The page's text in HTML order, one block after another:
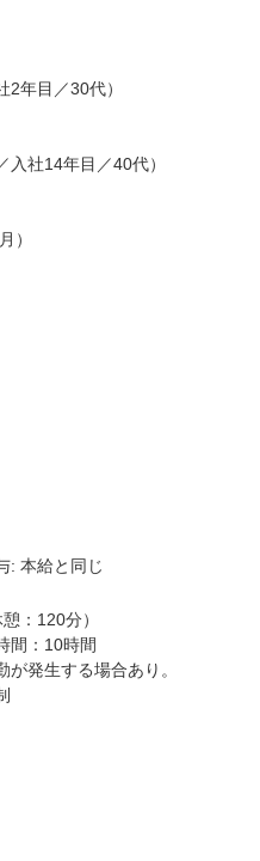
2年目／30代）
入社14年目／40代）
）
: 本給と同じ
：120分）
間：10時間
発生する場合あり。